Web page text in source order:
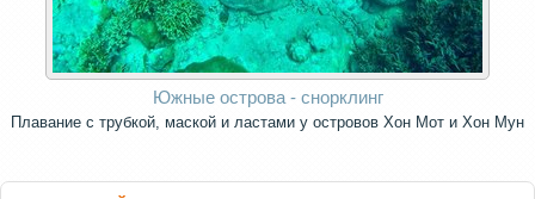
Южные острова - снорклинг
Плавание с трубкой, маской и ластами у островов Хон Мот и Хон Мун